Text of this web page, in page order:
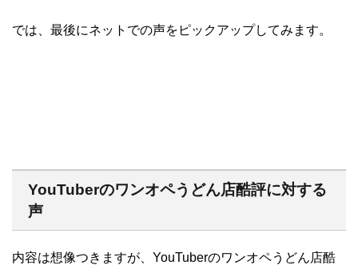
では、最後にネットでの声をピックアップしてみます。
YouTuberのワンオペうどん店酷評に対する
声
内容は想像つきますが、YouTuberのワンオペうどん店酷